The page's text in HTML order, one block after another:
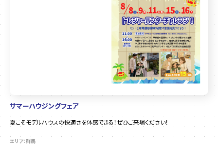
サマーハウジングフェア
夏こそモデルハウスの快適さを体感できる！ぜひご来場ください！
エリア：群馬